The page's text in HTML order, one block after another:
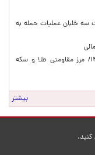
خلبان عملیات حمله به
قیمت جدید طلا و سکه امروز ۱۵ مردادماه ۱۴۰۵/ مرز مقاومتی طلا و سکه
بیشتر
کنید.